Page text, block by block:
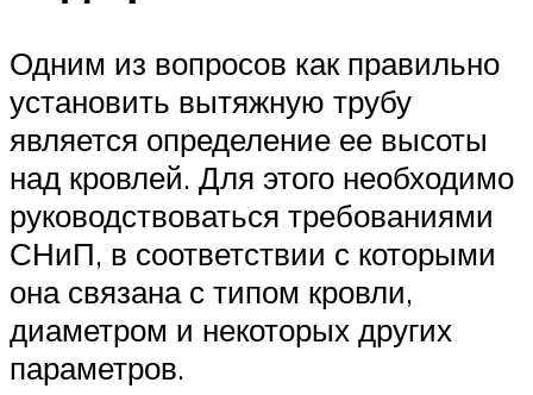
Одним из вопросов как правильно
установить вытяжную трубу
является определение ее высоты
над кровлей. Для этого необходимо
руководствоваться требованиями
СНиП, в соответствии с которыми
она связана с типом кровли,
диаметром и некоторых других
параметров.